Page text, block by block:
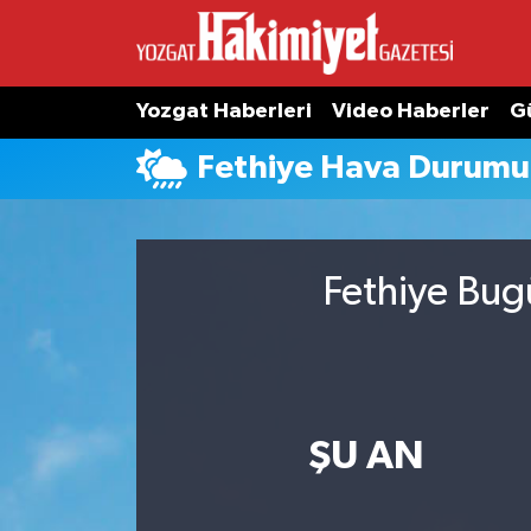
Yozgat Haberleri Video Haberler
Fethiye Hava Durumu
Fethiye
ŞU AN